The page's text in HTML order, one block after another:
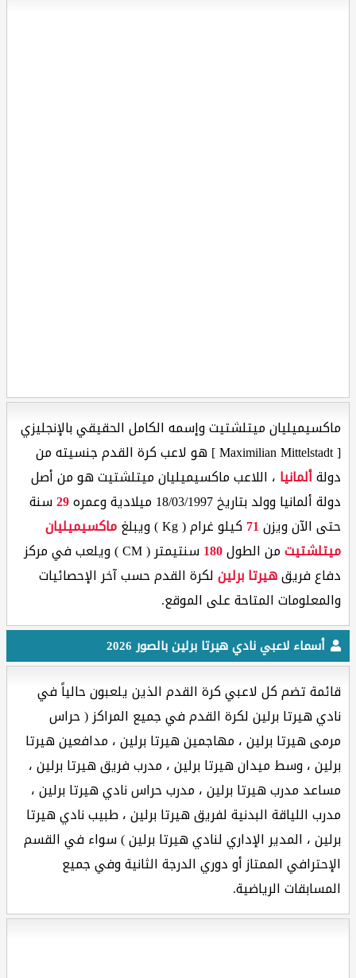
ماكسيميليان ميتلشتيت وإسمه الكامل الحقيقي بالإنجليزي
[ Maximilian Mittelstadt ] هو لاعب كرة القدم جنسيته من
دولةألمانيا ، اللاعب ماكسيميليان ميتلشتيت هو من أصل
دولة ألمانيا وولد بتاريخ 18/03/1997 ميلادية وعمره
29سنة
حتى الآن ويزن71كيلو غرام ( Kg ) ويبلغ
ماكسيميليان
ميتلشتيتمن الطول180
سنتيمتر ( CM ) ويلعب في مركز
دفاع فريقهيرتا برلينلكرة القدم حسب آخر الإحصائيات
والمعلومات المتاحة على الموقع.
أسماء لاعبي نادي هيرتا برلين بالصور 2026
قائمة تضم كل لاعبي كرة القدم الذين يلعبون حالياً في
نادي هيرتا برلين لكرة القدم في جميع المراكز ( حراس
مرمى هيرتا برلين ، مهاجمين هيرتا برلين ، مدافعين هيرتا
برلين ، وسط ميدان هيرتا برلين ، مدرب فريق هيرتا برلين ،
مساعد مدرب هيرتا برلين ، مدرب حراس نادي هيرتا برلين ،
مدرب اللياقة البدنية لفريق هيرتا برلين ، طبيب نادي هيرتا
برلين ، المدير الإداري لنادي هيرتا برلين ) سواء في القسم
الإحترافي الممتاز أو دوري الدرجة الثانية وفي جميع
المسابقات الرياضية.